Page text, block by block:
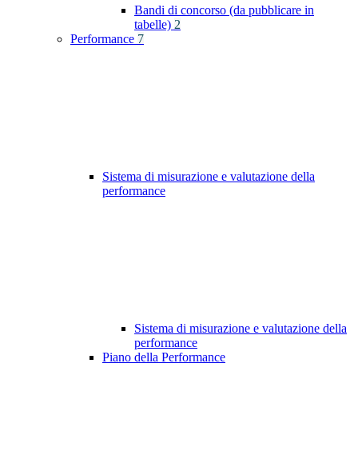
Bandi di concorso (da pubblicare in
tabelle) 2
Performance 7
Sistema di misurazione e valutazione della
performance
Sistema di misurazione e valutazione della
performance
Piano della Performance